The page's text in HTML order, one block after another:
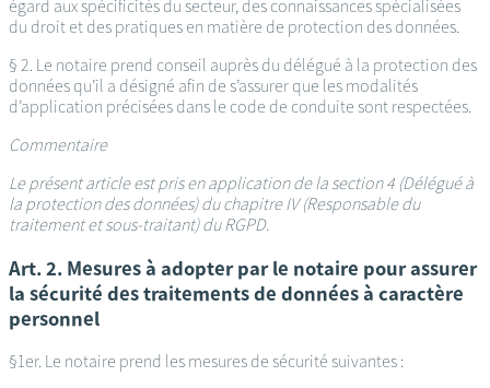
égard aux spécificités du secteur, des connaissances spécialisées
du droit et des pratiques en matière de protection des données.
§ 2. Le notaire prend conseil auprès du délégué à la protection des
données qu’il a désigné afin de s’assurer que les modalités
d’application précisées dans le code de conduite sont respectées.
Commentaire
Le présent article est pris en application de la section 4 (Délégué à
la protection des données) du chapitre IV (Responsable du
traitement et sous-traitant) du RGPD.
Art. 2. Mesures à adopter par le notaire pour assurer
la sécurité des traitements de données à caractère
personnel
§1er. Le notaire prend les mesures de sécurité suivantes :